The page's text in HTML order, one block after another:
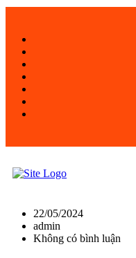
22/05/2024
admin
Không có bình luận